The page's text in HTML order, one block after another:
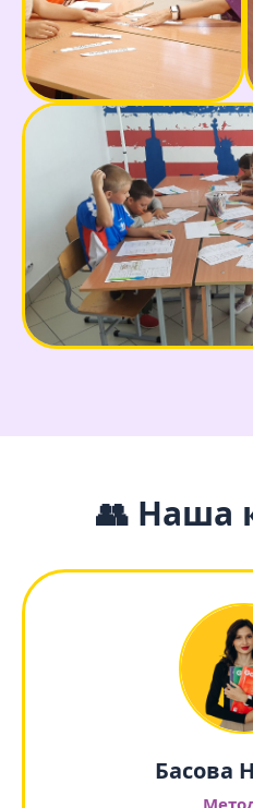
👥 Наша
Басова